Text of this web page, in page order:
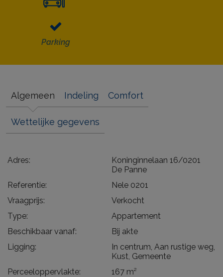
Parking
Algemeen Indeling Comfort
Wettelijke gegevens
Adres:
Koninginnelaan 16/0201
De Panne
Referentie:
Nele 0201
Vraagprijs:
Verkocht
Type:
Appartement
Beschikbaar vanaf:
Bij akte
Ligging:
In centrum, Aan rustige weg,
Kust, Gemeente
Perceeloppervlakte:
167 m²